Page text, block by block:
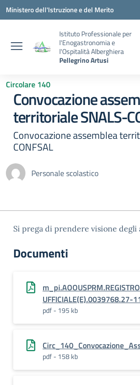
Vai ai contenuti
Vai al menu di navigazione
Vai al footer
Ministero dell'Istruzione e del Merito
Istituto Professionale per
l'Enogastronomia e
l'Ospitalità Alberghiera
Pellegrino Artusi
Circolare 140
Convocazione
territoriale SNALS-
Convocazione assemblea
CONFSAL
Personale scolastico
Si prega di prendere visione degli
Documenti
m_pi.AOOUSPRM.REGISTRO
UFFICIALE(E).0039768.27-
pdf - 195 kb
pdf - 158 kb